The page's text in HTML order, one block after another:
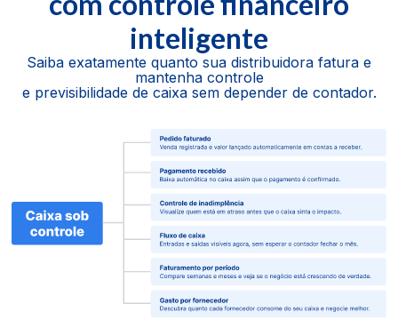
inteligente
Saiba exatamente quanto sua distribuidora fatura e
mantenha controle
e previsibilidade de caixa sem depender de contador.